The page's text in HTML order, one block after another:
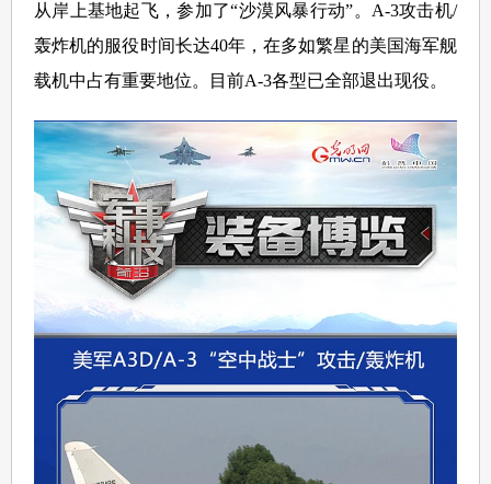
从岸上基地起飞，参加了“沙漠风暴行动”。A-3攻击机/
轰炸机的服役时间长达40年，在多如繁星的美国海军舰
载机中占有重要地位。目前A-3各型已全部退出现役。